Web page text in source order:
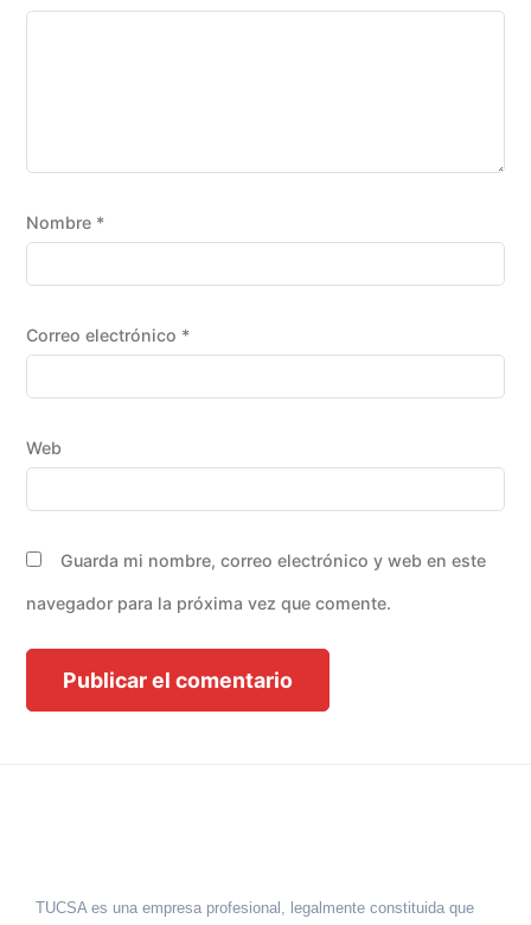
Nombre *
Correo electrónico *
Web
Guarda mi nombre, correo electrónico y web en este
navegador para la próxima vez que comente.
TUCSA es una empresa profesional, legalmente constituida que